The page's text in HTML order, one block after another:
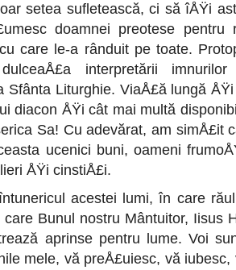
se­tea sufletească, ci să îÅŸi
doamnei preotese
care le-a rânduit pe toate.
interpretării
Sfânta Liturghie. ViaÅ£ă lungă
diacon ÅŸi cât mai multă
Sa! Cu adevărat, am simÅ£it
ucenici buni, oameni
ÅŸi cinstiÅ£i.
acestei lumi, în care
care Bunul nostru Mântuitor, Iisus
aprinse pentru lume. Voi
mele, vă preÅ£uiesc, vă